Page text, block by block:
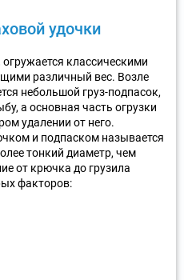
удочки
классическими
различный вес. Возле
небольшой груз-подпасок,
а основная часть огрузки
удалении от него.
и подпаском называется
тонкий диаметр, чем
от крючка до грузила
факторов: